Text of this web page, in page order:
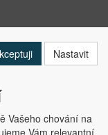
Nastavit
Vašeho chování na
Vám relevantní